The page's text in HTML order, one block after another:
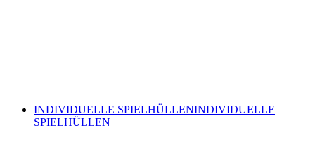
INDIVIDUELLE SPIELHÜLLENINDIVIDUELLE
SPIELHÜLLEN